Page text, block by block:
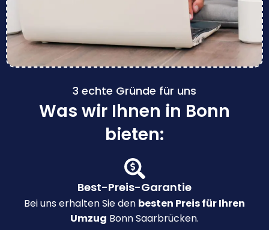
3 echte Gründe für uns
Was wir Ihnen in Bonn
bieten:
Best-Preis-Garantie
Bei uns erhalten Sie den besten Preis für Ihren
Umzug Bonn Saarbrücken.